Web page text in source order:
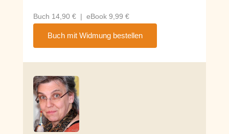
Buch 14,90 € | eBook 9,99 €
Buch mit Widmung bestellen